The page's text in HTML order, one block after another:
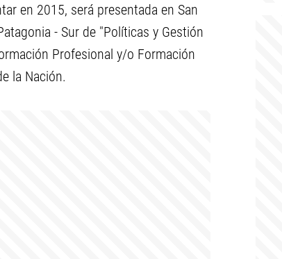
en 2015, será presentada en San
- Sur de "Políticas y Gestión
Profesional y/o Formación
la Nación.